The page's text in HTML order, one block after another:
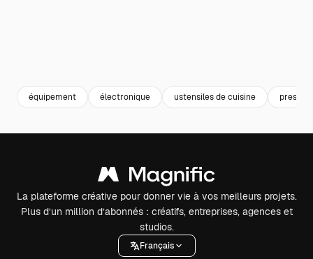
équipement électronique ustensiles de cuisine presse-
La plateforme créative pour donner vie à vos meilleurs projets.
Plus d’un million d’abonnés : créatifs, entreprises, agences et
studios.
Français